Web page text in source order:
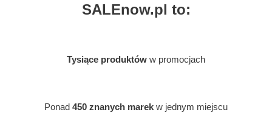
SALEnow.pl to:
Tysiące produktów w promocjach
Ponad 450 znanych marek w jednym miejscu